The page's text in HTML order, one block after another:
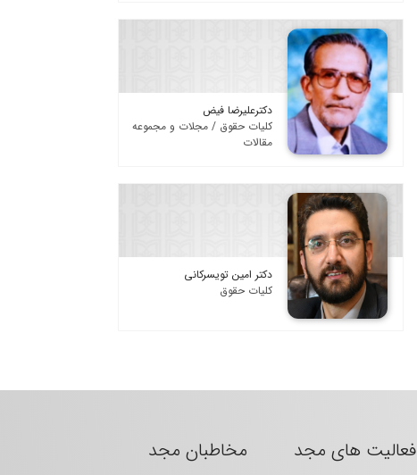
دکترعلیرضا فیض
کلیات حقوق / مجلات و مجموعه
مقالات
دکتر امین تویسرکانی
کلیات حقوق
فعالیت های مجد مخاطبان مجد